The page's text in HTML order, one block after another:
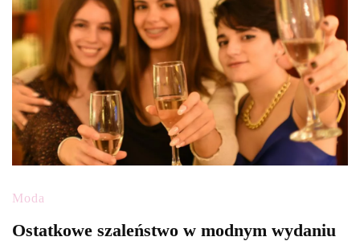
Moda
Ostatkowe szaleństwo w modnym wydaniu